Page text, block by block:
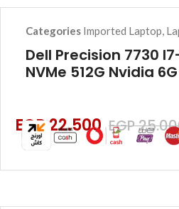
Categories Imported Laptop,
Dell Precision 7730
NVMe 512G Nvidia 6G
EGP
EGP22.500